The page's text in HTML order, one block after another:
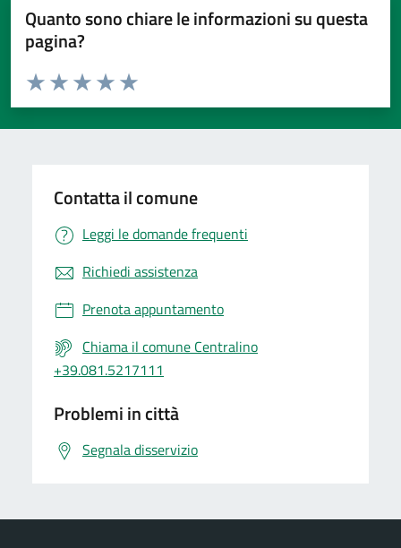
Quanto sono chiare le informazioni su questa
pagina?
Valuta da 1 a 5 stelle la pagina
Valuta 5 stelle su 5
Valuta 4 stelle su 5
Valuta 3 stelle su 5
Valuta 2 stelle su 5
Valuta 1 stelle su 5
Contatta il comune
Leggi le domande frequenti
Richiedi assistenza
Prenota appuntamento
Chiama il comune Centralino
+39.081.5217111
Problemi in città
Segnala disservizio